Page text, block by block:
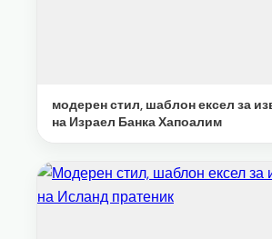
модерен стил, шаблон ексел за
на Израел Банка Хапоалим